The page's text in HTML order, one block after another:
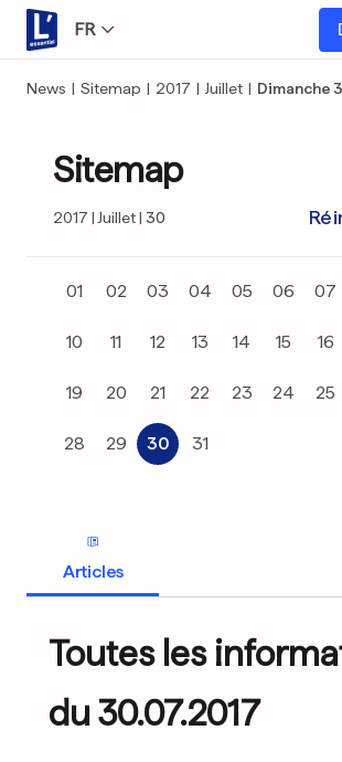
FR
News | Sitemap | 2017 | Juillet | Dimanche
Sitemap
2017 Juillet 30
01 02 03 04 05 06 07
10 11 12 13 14 15 16
19 20 21 22 23 24 25
28 29 30 31
Articles
Toutes les
du 30.07.2017